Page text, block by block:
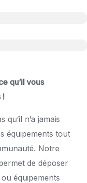
qu’il vous
!
n’a jamais
équipements tout
Notre
de déposer
équipements